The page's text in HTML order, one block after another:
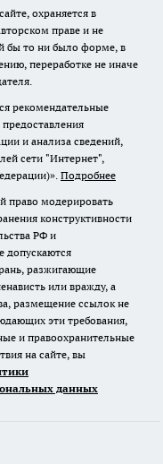
охраняется в
праве и не
бы то ни было форме, в
переработке не иначе
рекомендательные
и анализа сведений,
сети "Интернет",
Подробнее
право модерировать
конструктивности
РФ и
допускаются
разжигающие
или вражду, а
размещение ссылок не
эти требования,
и правоохранительные
на сайте, вы
данных